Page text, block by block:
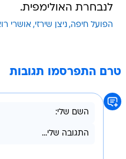
לנבחרת האולימפית.
הפועל חיפה ניצן שירזי אושרי
טרם התפרסמו תגובות